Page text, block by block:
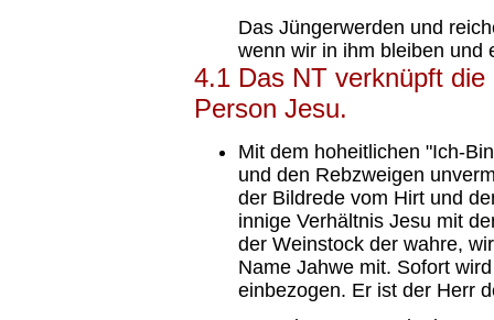
Das Jüngerwerden und
wenn wir in ihm bleiben und
4.1 Das NT verknüpft
Person Jesu.
Mit dem hoheitlichen "Ich-
und den Rebzweigen
der Bildrede vom Hirt und
innige Verhältnis Jesu mit
der Weinstock der wahre,
Name Jahwe mit. Sofort
einbezogen. Er ist der Herr